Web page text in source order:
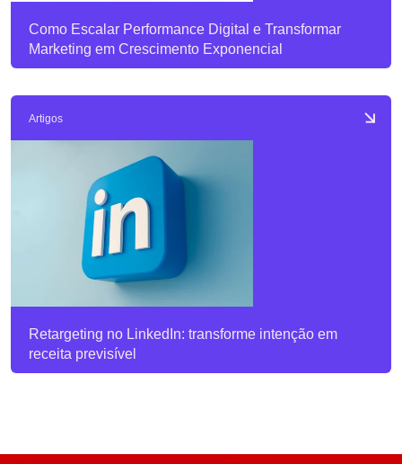
Como Escalar Performance Digital e Transformar
Marketing em Crescimento Exponencial
Artigos
Retargeting no LinkedIn: transforme intenção em
receita previsível